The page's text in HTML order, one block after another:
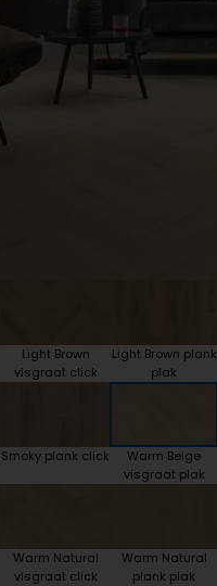
Light Brown
visgraat click
Light Brown plank
plak
Smoky plank click
Warm Beige
visgraat plak
Warm Natural
visgraat click
Warm Natural
plank plak